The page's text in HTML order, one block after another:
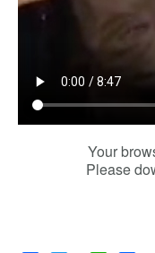
Your
Please